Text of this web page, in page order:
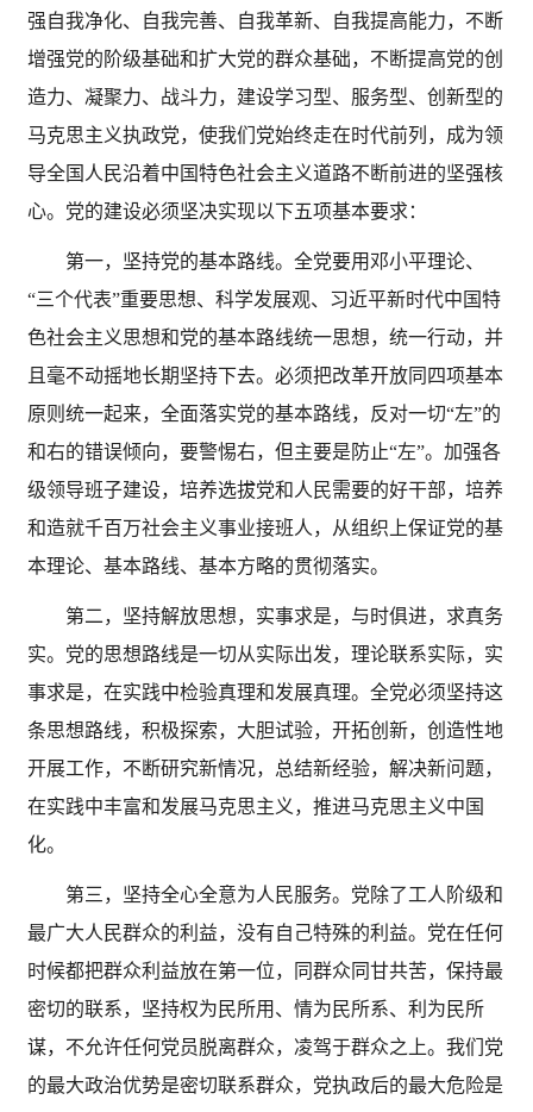
强自我净化、自我完善、自我革新、自我提高能力，不断
增强党的阶级基础和扩大党的群众基础，不断提高党的创
造力、凝聚力、战斗力，建设学习型、服务型、创新型的
马克思主义执政党，使我们党始终走在时代前列，成为领
导全国人民沿着中国特色社会主义道路不断前进的坚强核
心。党的建设必须坚决实现以下五项基本要求：
第一，坚持党的基本路线。全党要用邓小平理论、
“三个代表”重要思想、科学发展观、习近平新时代中国特
色社会主义思想和党的基本路线统一思想，统一行动，并
且毫不动摇地长期坚持下去。必须把改革开放同四项基本
原则统一起来，全面落实党的基本路线，反对一切“左”的
和右的错误倾向，要警惕右，但主要是防止“左”。加强各
级领导班子建设，培养选拔党和人民需要的好干部，培养
和造就千百万社会主义事业接班人，从组织上保证党的基
本理论、基本路线、基本方略的贯彻落实。
第二，坚持解放思想，实事求是，与时俱进，求真务
实。党的思想路线是一切从实际出发，理论联系实际，实
事求是，在实践中检验真理和发展真理。全党必须坚持这
条思想路线，积极探索，大胆试验，开拓创新，创造性地
开展工作，不断研究新情况，总结新经验，解决新问题，
在实践中丰富和发展马克思主义，推进马克思主义中国
化。
第三，坚持全心全意为人民服务。党除了工人阶级和
最广大人民群众的利益，没有自己特殊的利益。党在任何
时候都把群众利益放在第一位，同群众同甘共苦，保持最
密切的联系，坚持权为民所用、情为民所系、利为民所
谋，不允许任何党员脱离群众，凌驾于群众之上。我们党
的最大政治优势是密切联系群众，党执政后的最大危险是